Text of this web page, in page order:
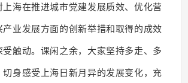
上海在推进城市党建发展质效、优化营
产业发展方面的创新举措和取得的成效
受触动。课闲之余，大家坚持多走、多
切身感受上海日新月异的发展变化，充